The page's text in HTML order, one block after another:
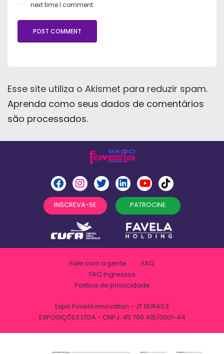
next time I comment.
Esse site utiliza o Akismet para reduzir spam.
Aprenda como seus dados de comentários
são processados.
INSCREVA-SE PATROCINE
Fale com a gente
FAQ
FAQ Ingressos
Politica de privacidade
Expo Favela innovation - JT FEIRAS E
EXPOSIÇÕES LTDA - CNPJ: 45.790.415/0001-44